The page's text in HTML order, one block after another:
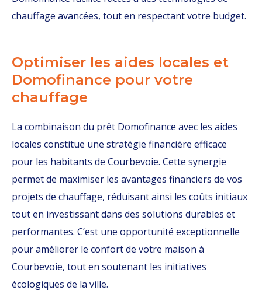
chauffage avancées, tout en respectant votre budget.
Optimiser les aides locales et
Domofinance pour votre
chauffage
La combinaison du prêt Domofinance avec les aides
locales constitue une stratégie financière efficace
pour les habitants de Courbevoie. Cette synergie
permet de maximiser les avantages financiers de vos
projets de chauffage, réduisant ainsi les coûts initiaux
tout en investissant dans des solutions durables et
performantes. C’est une opportunité exceptionnelle
pour améliorer le confort de votre maison à
Courbevoie, tout en soutenant les initiatives
écologiques de la ville.